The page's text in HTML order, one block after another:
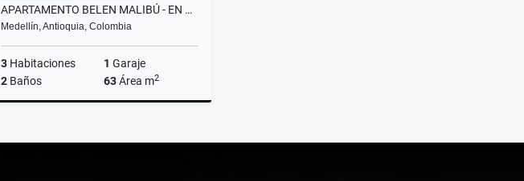
APARTAMENTO BELEN MALIBÚ - EN ARRIENDO
Medellín, Antioquia, Colombia
3 Habitaciones 1 Garaje
2 Baños 63Área m2
$2.700.000